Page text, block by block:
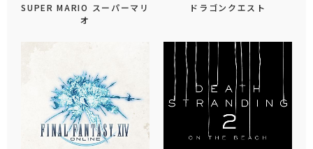
SUPER MARIO スーパーマリ
オ
ドラゴンクエスト